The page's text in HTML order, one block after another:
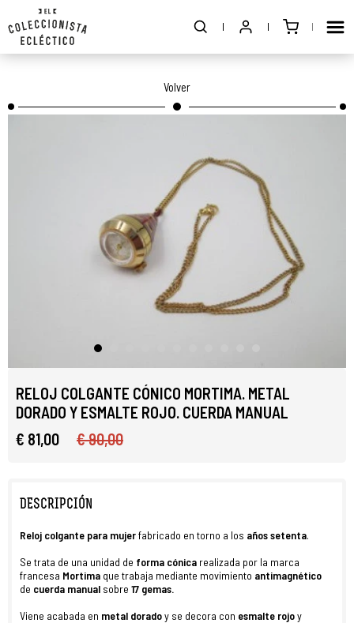
Volver
RELOJ COLGANTE CÓNICO MORTIMA. METAL
DORADO Y ESMALTE ROJO. CUERDA MANUAL
€ 81,00
€ 90,00
DESCRIPCIÓN
Reloj colgante para mujerfabricado en torno a los añossetenta.
Se trata de una unidad de forma cónica realizada por la marca
francesa Mortima que trabaja mediante movimiento antimagnético
de cuerda manual sobre 17 gemas.
Viene acabada en metal doradoy se decora con esmalte rojoy